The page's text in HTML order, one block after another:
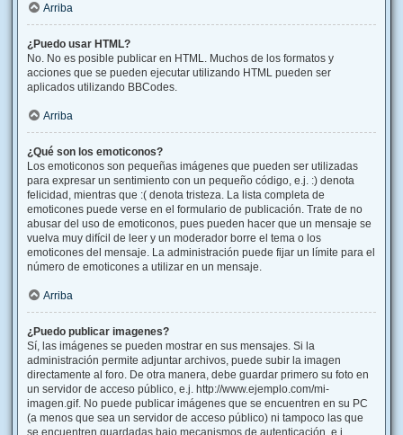
Arriba
¿Puedo usar HTML?
No. No es posible publicar en HTML. Muchos de los formatos y
acciones que se pueden ejecutar utilizando HTML pueden ser
aplicados utilizando BBCodes.
Arriba
¿Qué son los emoticonos?
Los emoticonos son pequeñas imágenes que pueden ser utilizadas
para expresar un sentimiento con un pequeño código, e.j. :) denota
felicidad, mientras que :( denota tristeza. La lista completa de
emoticones puede verse en el formulario de publicación. Trate de no
abusar del uso de emoticonos, pues pueden hacer que un mensaje se
vuelva muy difícil de leer y un moderador borre el tema o los
emoticones del mensaje. La administración puede fijar un límite para el
número de emoticones a utilizar en un mensaje.
Arriba
¿Puedo publicar imagenes?
Sí, las imágenes se pueden mostrar en sus mensajes. Si la
administración permite adjuntar archivos, puede subir la imagen
directamente al foro. De otra manera, debe guardar primero su foto en
un servidor de acceso público, e.j. http://www.ejemplo.com/mi-
imagen.gif. No puede publicar imágenes que se encuentren en su PC
(a menos que sea un servidor de acceso público) ni tampoco las que
se encuentren guardadas bajo mecanismos de autenticación, e.j.